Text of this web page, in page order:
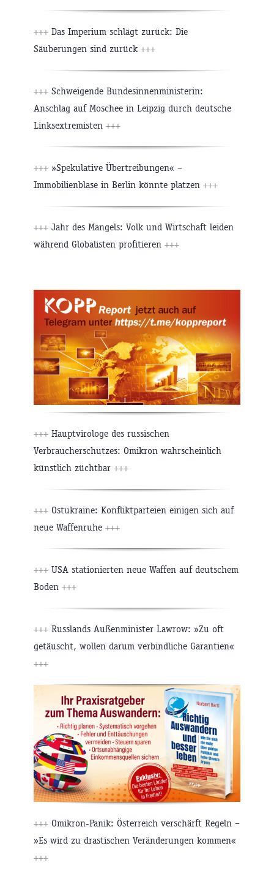
+++ Das Imperium schlägt zurück: Die
Säuberungen sind zurück +++
+++ Schweigende Bundesinnenministerin:
Anschlag auf Moschee in Leipzig durch deutsche
Linksextremisten +++
+++ »Spekulative Übertreibungen« –
Immobilienblase in Berlin könnte platzen +++
+++ Jahr des Mangels: Volk und Wirtschaft leiden
während Globalisten profitieren +++
+++ Hauptvirologe des russischen
Verbraucherschutzes: Omikron wahrscheinlich
künstlich züchtbar +++
+++ Ostukraine: Konfliktparteien einigen sich auf
neue Waffenruhe +++
+++ USA stationierten neue Waffen auf deutschem
Boden +++
+++ Russlands Außenminister Lawrow: »Zu oft
getäuscht, wollen darum verbindliche Garantien«
+++
+++ Omikron-Panik: Österreich verschärft Regeln –
»Es wird zu drastischen Veränderungen kommen«
+++